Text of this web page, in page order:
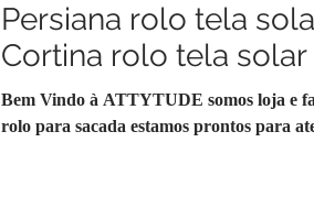
Persiana rolo tela
Cortina rolo tela solar
Bem Vindo à ATTYTUDE somos loja e
rolo para sacada estamos prontos para